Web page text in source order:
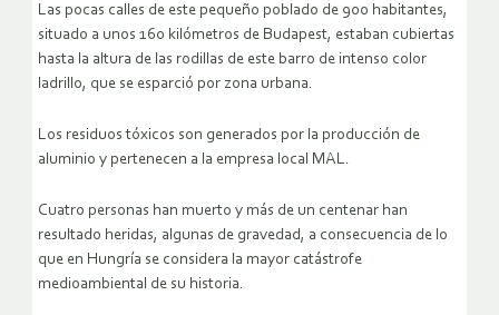
Las pocas calles de este pequeño poblado de 900 habitantes,
situado a unos 160 kilómetros de Budapest, estaban cubiertas
hasta la altura de las rodillas de este barro de intenso color
ladrillo, que se esparció por zona urbana.
Los residuos tóxicos son generados por la producción de
aluminio y pertenecen a la empresa local MAL.
Cuatro personas han muerto y más de un centenar han
resultado heridas, algunas de gravedad, a consecuencia de lo
que en Hungría se considera la mayor catástrofe
medioambiental de su historia.